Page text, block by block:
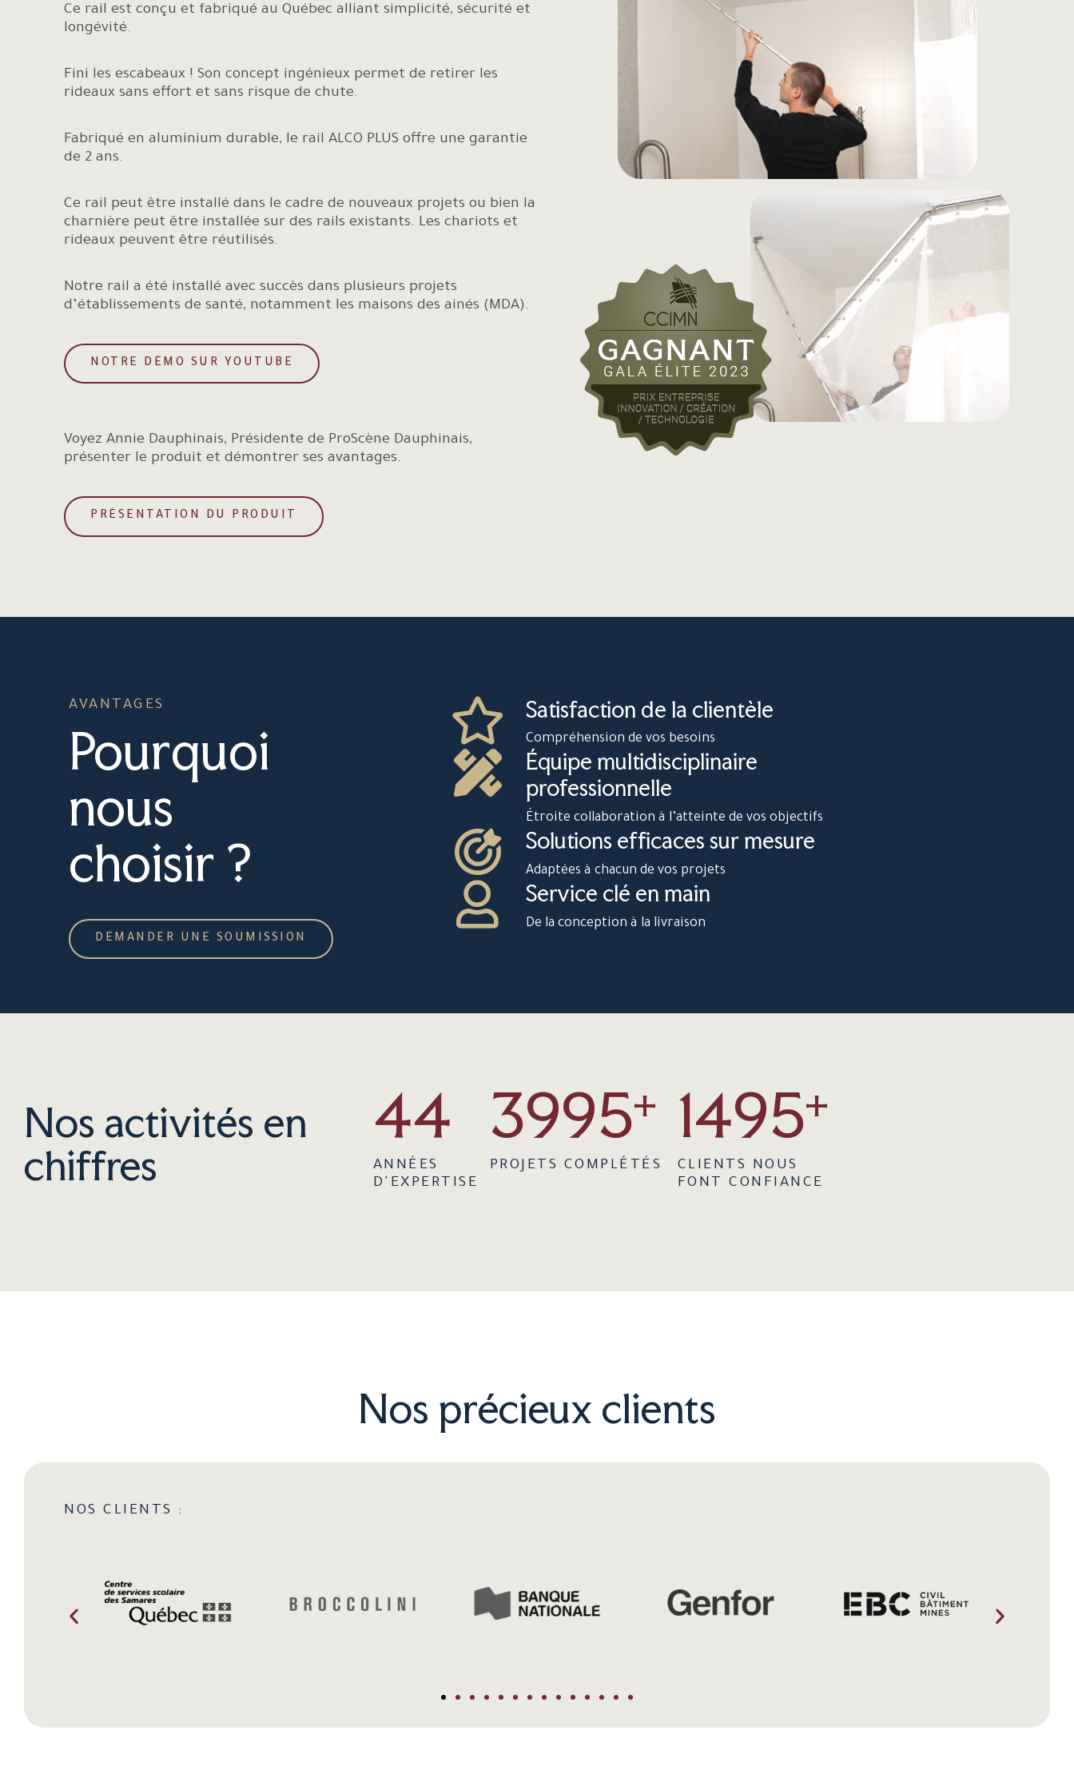
Ce rail est conçu et fabriqué au Québec alliant simplicité, sécurité et
longévité.
Fini les escabeaux ! Son concept ingénieux permet de retirer les
rideaux sans effort et sans risque de chute.
Fabriqué en aluminium durable, le rail ALCO PLUS offre une garantie
de 2 ans.
Ce rail peut être installé dans le cadre de nouveaux projets ou bien la
charnière peut être installée sur des rails existants. Les chariots et
rideaux peuvent être réutilisés.
Notre rail a été installé avec succès dans plusieurs projets
d’établissements de santé, notamment les maisons des ainés (MDA).
NOTRE DÉMO SUR YOUTUBE
Voyez Annie Dauphinais, Présidente de ProScène Dauphinais,
présenter le produit et démontrer ses avantages.
PRÉSENTATION DU PRODUIT
AVANTAGES
Pourquoi
nous
choisir ?
DEMANDER UNE SOUMISSION
Satisfaction de la clientèle
Compréhension de vos besoins
Équipe multidisciplinaire
professionnelle
Étroite collaboration à l’atteinte de vos objectifs
Solutions efficaces sur mesure
Adaptées à chacun de vos projets
Service clé en main
De la conception à la livraison
Nos activités en
chiffres
47
ANNÉES
D'EXPERTISE
3999+
PROJETS COMPLÉTÉS
1499+
CLIENTS NOUS
FONT CONFIANCE
Nos précieux clients
NOS CLIENTS :